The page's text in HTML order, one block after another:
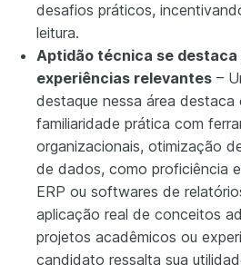
desafios práticos,
leitura.
Aptidão técnica se destaca
experiências relevantes –
destaque nessa área destaca
familiaridade prática com
organizacionais, otimização
de dados, como proficiência
ERP ou softwares de
aplicação real de conceitos
projetos acadêmicos ou
candidato ressalta sua